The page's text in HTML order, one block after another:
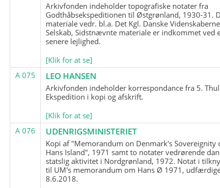
Arkivfonden indeholder topografiske notater fra
Godthåbsekspeditionen til Østgrønland, 1930-31.
materiale vedr. bl.a. Det Kgl. Danske
Selskab, Sidstnævnte materiale er indkommet ved
senere lejlighed.
[Klik for at se]
A 075
LEO HANSEN
Arkivfonden indeholder korrespondance fra 5.
Ekspedition i kopi og afskrift.
[Klik for at se]
A 076
UDENRIGSMINISTERIET
Kopi af "Memorandum on Denmark's Sovereignity
Hans Island", 1971 samt to notater vedrørende
statslig aktivitet i Nordgrønland, 1972. Notat i
til UM's memorandum om Hans Ø 1971,
8.6.2018.